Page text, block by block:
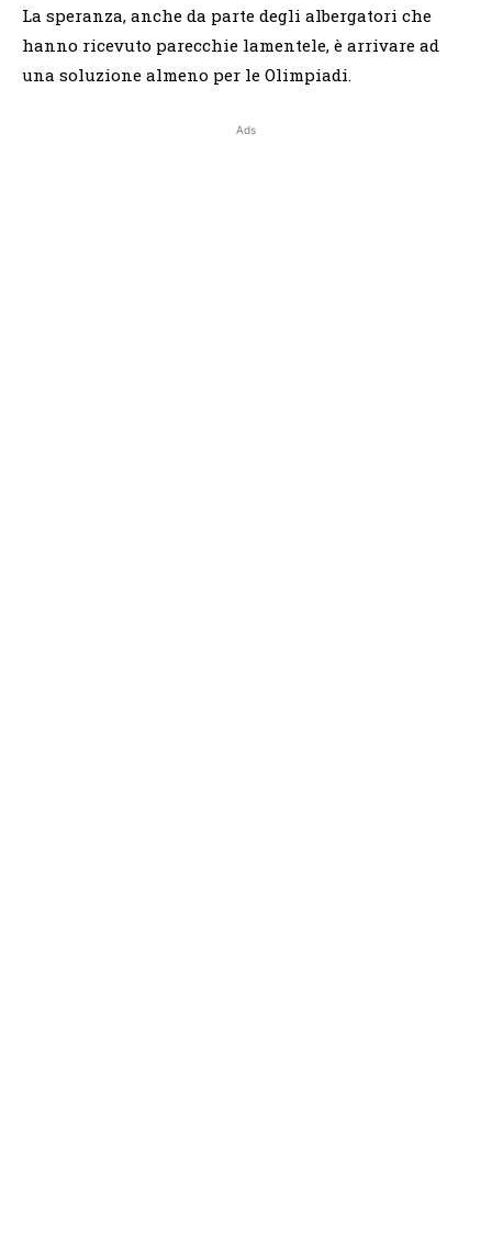
La speranza, anche da parte degli albergatori che
hanno ricevuto parecchie lamentele, è arrivare ad
una soluzione almeno per le Olimpiadi.
Ads